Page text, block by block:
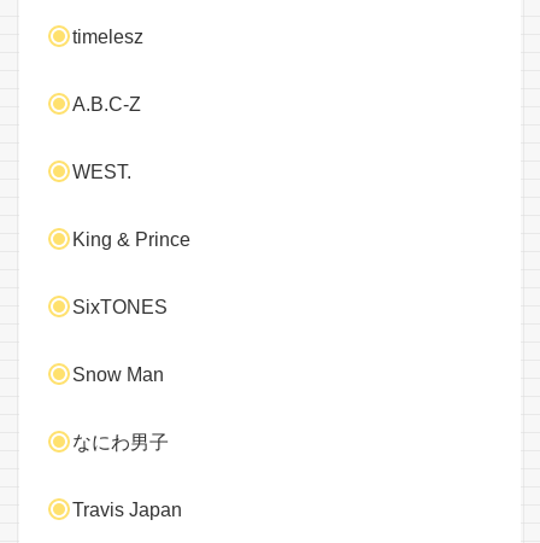
timelesz
A.B.C-Z
WEST.
King & Prince
SixTONES
Snow Man
なにわ男子
Travis Japan